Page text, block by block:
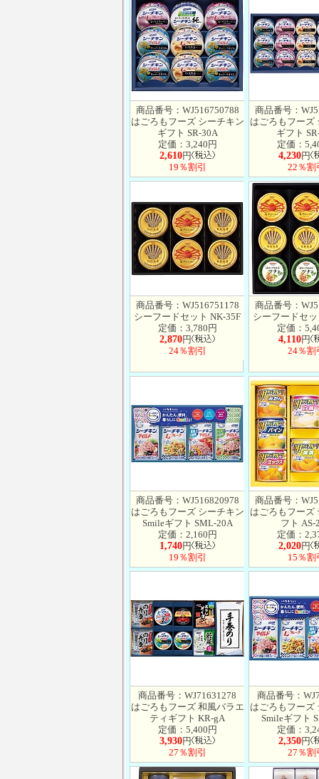
商品番号：WJ516750788
はごろもフーズ シーチキン
ギフト SR-30A
定価：3,240円
2,610円
19％割引
商品番号：
はごろもフーズ
ギフト
定価：
4,230円
22％割
商品番号：WJ516751178
シーフードセット NK-35F
定価：3,780円
2,870円
24％割引
商品番号：
シーフードセ
定価：
4,110円
24％割
商品番号：WJ516820978
はごろもフーズ シーチキン
Smileギフト SML-20A
定価：2,160円
1,740円
19％割引
商品番号：
はごろもフーズ
フト AS-
定価：
2,020円
15％割
商品番号：WJ71631278
はごろもフーズ 和風バラエ
ティギフト KR-gA
定価：5,400円
3,930円
27％割引
商品番号：
はごろもフーズ
Smileギフト
定価：
2,350円
27％割